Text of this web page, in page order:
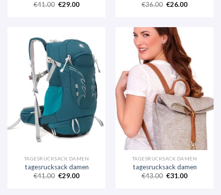
€41.00 €29.00
€36.00 €26.00
TAGESRUCKSACK DAMEN
tagesrucksack damen
€41.00 €29.00
TAGESRUCKSACK DAMEN
tagesrucksack damen
€43.00 €31.00